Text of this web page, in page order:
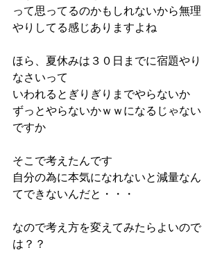
って思ってるのかもしれないから無理
やりしてる感じありますよね
ほら、夏休みは３０日までに宿題やり
なさいって
いわれるとぎりぎりまでやらないか
ずっとやらないかｗｗになるじゃない
ですか
そこで考えたんです
自分の為に本気になれないと減量なん
てできないんだと・・・
なので考え方を変えてみたらよいので
は？？